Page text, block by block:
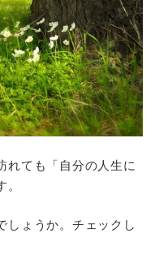
れても「自分の人生に
しょうか。チェックし